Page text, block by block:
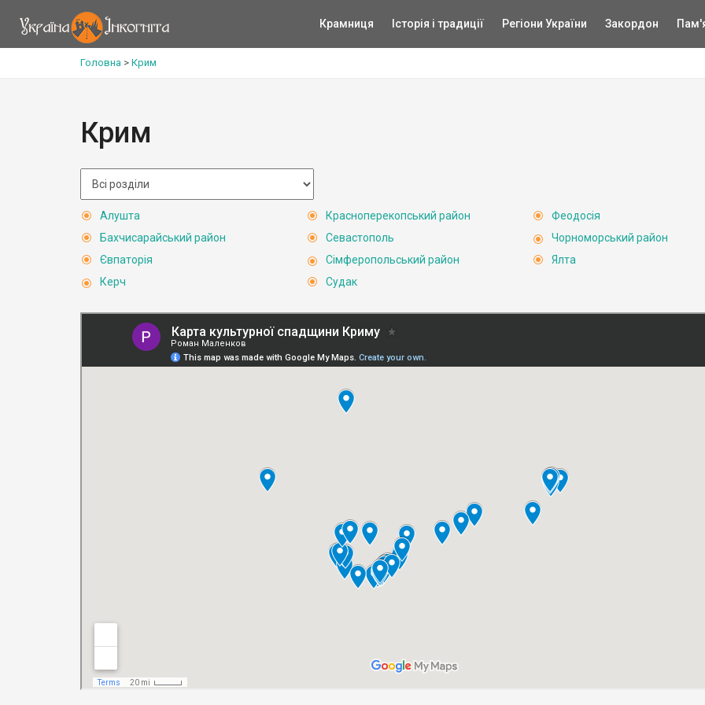
Крамниця Історія і традиції Регіони України Закордон
Головна > Крим
Крим
Алушта
Бахчисарайський район
Євпаторія
Керч
Красноперекопський район
Севастополь
Сімферопольський район
Судак
Феодосія
Чорноморський район
Ялта